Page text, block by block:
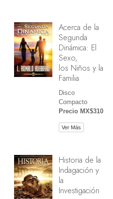
Acerca de la
Segunda
Dinámica: El
Sexo,
los Niños y la
Familia
Disco
Compacto
Precio MX$310
Ver Más
Historia de la
Indagación y
la
Investigación